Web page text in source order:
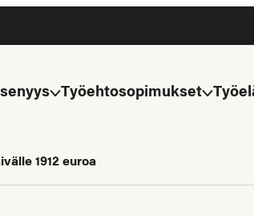
Työehtosopimukset
1912 euroa